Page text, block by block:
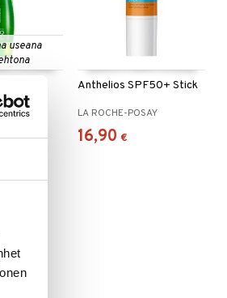
useana
Anthelios SPF50+ Stick
LA ROCHE-POSAY
16,90 €